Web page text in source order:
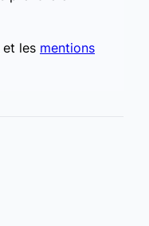
et les mentions